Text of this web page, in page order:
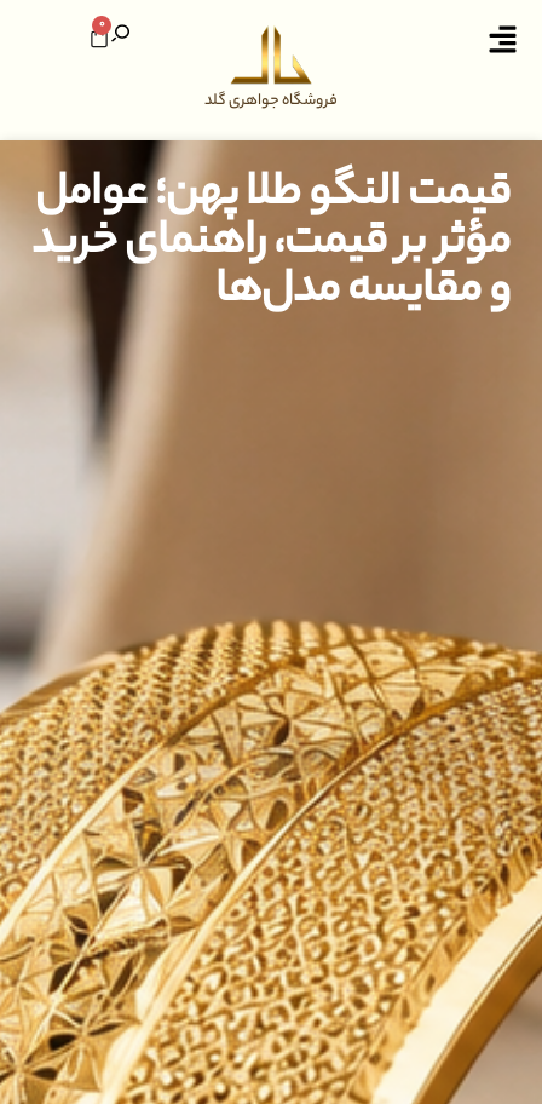
فروشگاه جواهری گلد
0
قیمت النگو طلا پهن؛ عوامل
مؤثر بر قیمت، راهنمای خرید
و مقایسه مدل‌ها